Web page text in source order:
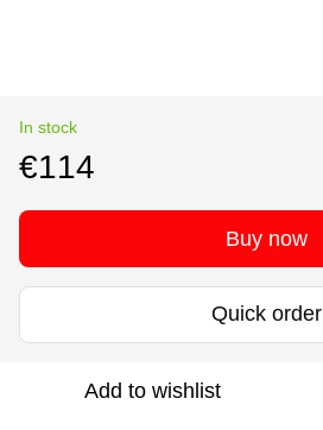
In stock
€114
Buy now
Quick order
Add to wishlist